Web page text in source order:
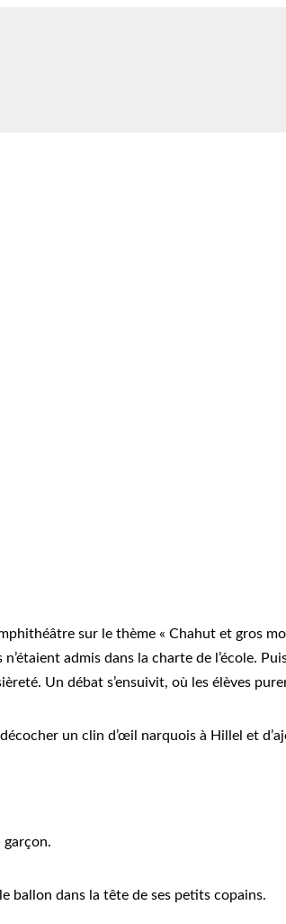
sur le thème « Chahut et gros
admis dans la charte de l’école.
Un débat s’ensuivit, où les élèves
un clin d’œil narquois à Hillel et
garçon.
ballon dans la tête de ses petits copains.